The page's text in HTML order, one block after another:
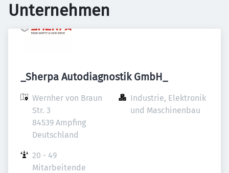
Unternehmen
_Sherpa Autodiagnostik GmbH_
Wernher von Braun
Str. 3
84539 Ampfing
Deutschland
Industrie, Elektronik
und Maschinenbau
20 - 49
Mitarbeitende